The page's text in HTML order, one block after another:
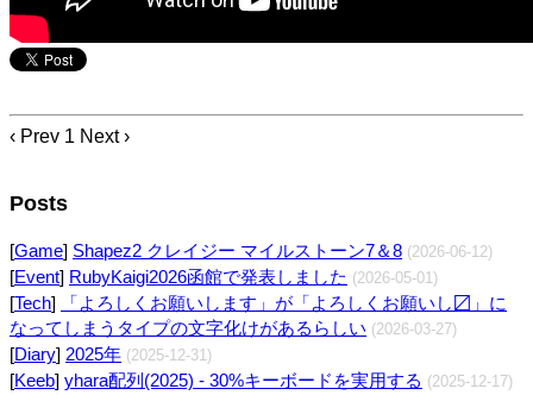
‹ Prev 1 Next ›
Posts
[Game] Shapez2 クレイジー マイルストーン7＆8 (2026-06-12)
[Event] RubyKaigi2026函館で発表しました (2026-05-01)
[Tech]
「よろしくお願いします」が「よろしくお願いし〼」に
なってしまうタイプの文字化けがあるらしい (2026-03-27)
[Diary] 2025年 (2025-12-31)
[Keeb] yhara配列(2025) - 30%キーボードを実用する (2025-12-17)